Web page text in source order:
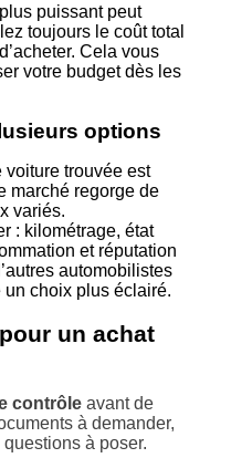
puissant peut
toujours le coût total
Cela vous
votre budget dès les
options
trouvée est
marché regorge de
variés.
: kilométrage, état
et réputation
automobilistes
choix plus éclairé.
un achat
contrôleavant de
à demander,
à poser.